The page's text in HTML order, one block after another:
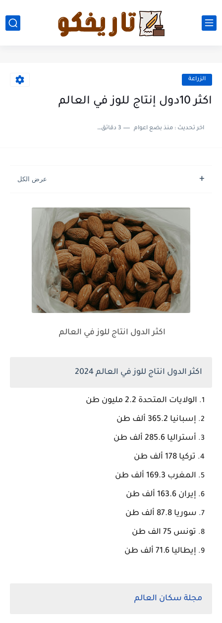
الزراعة
اكثر 10دول إنتاج للوز في العالم
اخر تحديث :منذ بضع اعوام 3 دقائق للقراءة
اكثر الدول انتاج للوز في العالم
اكثر الدول انتاج للوز في العالم 2024
الولايات المتحدة 2.2 مليون طن
إسبانيا 365.2 ألف طن
أستراليا 285.6 ألف طن
تركيا 178 ألف طن
المغرب 169.3 ألف طن
إيران 163.6 ألف طن
سوريا 87.8 ألف طن
تونس 75 الف طن
إيطاليا 71.6 ألف طن
مجلة سكان العالم